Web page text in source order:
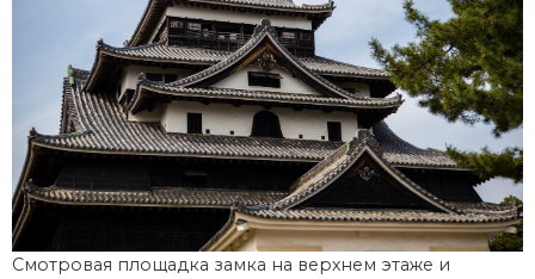
Смотровая площадка замка на верхнем этаже и